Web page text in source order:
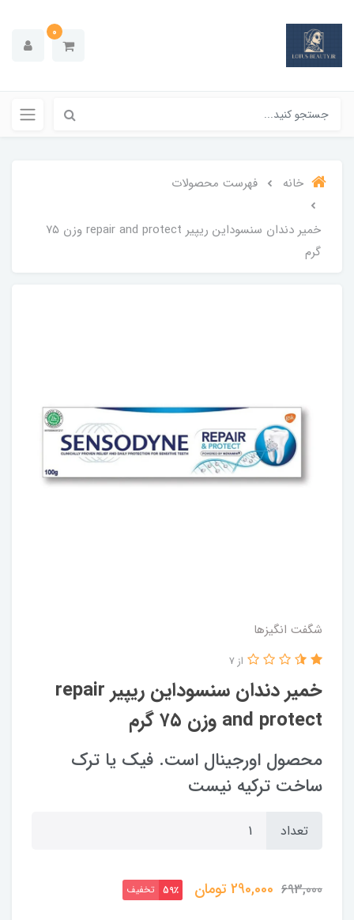
0
خانه فهرست محصولات
خمیر دندان سنسوداین ریپیر repair and protect وزن ۷۵
گرم
شگفت انگيزها
خمیر دندان سنسوداین ریپیر repair
and protect وزن ۷۵ گرم
از 7
محصول اورجینال است. فیک یا ترک
ساخت ترکیه نیست
تعداد
693,000
290,000تومان 59٪ تخفیف